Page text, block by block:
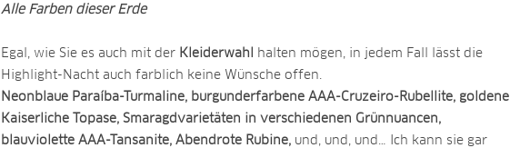
Alle Farben dieser Erde
Egal, wie Sie es auch mit der Kleiderwahl
halten mögen, in jedem Fall lässt die
Highlight-Nacht auch farblich keine Wünsche offen.
Neonblaue Paraíba-Turmaline, burgunderfarbene AAA-Cruzeiro-Rubellite, goldene
Kaiserliche Topase, Smaragdvarietäten in verschiedenen Grünnuancen,
blauviolette AAA-Tansanite, Abendrote Rubine, und, und, und… Ich kann sie gar